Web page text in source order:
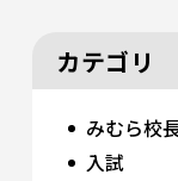
カテゴリ
みむら校
入試